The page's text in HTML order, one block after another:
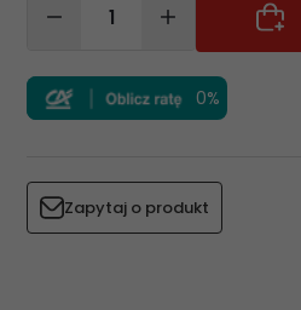
0%
Zapytaj o produkt